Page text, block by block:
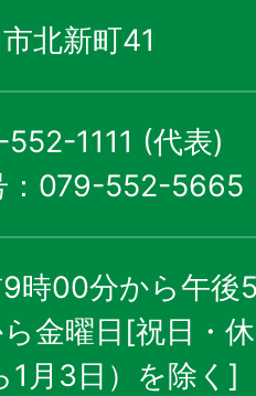
北新町41
1111 (代表)
：079-552-5665
時00分から午後
金曜日[祝日・
1月3日）を除く]